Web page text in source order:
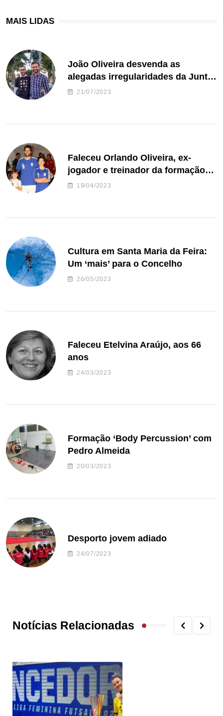
MAIS LIDAS
João Oliveira desvenda as
alegadas irregularidades da Junta
de Freguesia S. João de Ver
21/07/2023
Faleceu Orlando Oliveira, ex-
jogador e treinador da formação
de andebol do Feirense
19/04/2023
Cultura em Santa Maria da Feira:
Um ‘mais’ para o Concelho
26/05/2023
Faleceu Etelvina Araújo, aos 66
anos
24/03/2023
Formação ‘Body Percussion’ com
Pedro Almeida
20/03/2023
Desporto jovem adiado
24/07/2023
Notícias Relacionadas